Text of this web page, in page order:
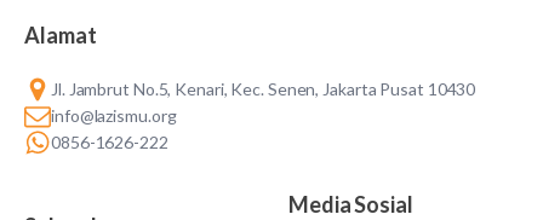
Alamat
Jl. Jambrut No.5, Kenari, Kec. Senen, Jakarta Pusat 10430
info@lazismu.org
0856-1626-222
Media Sosial